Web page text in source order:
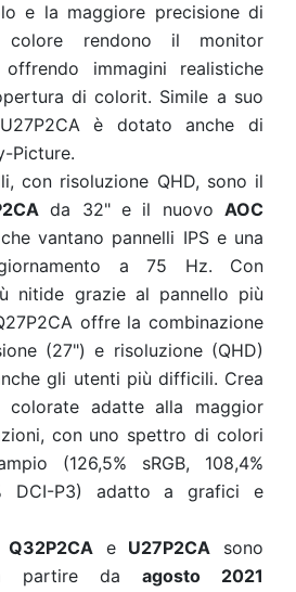
e la maggiore precisione di
colore rendono il monitor
immagini realistiche
di colorit. Simile a suo
è dotato anche di
Picture.
con risoluzione QHD, sono il
da 32" e il nuovo AOC
vantano pannelli IPS e una
a 75 Hz. Con
nitide grazie al pannello più
offre la combinazione
(27") e risoluzione (QHD)
gli utenti più difficili. Crea
colorate adatte alla maggior
con uno spettro di colori
(126,5% sRGB, 108,4%
DCI-P3) adatto a grafici e
Q32P2CA e U27P2CA sono
partire da agosto 2021